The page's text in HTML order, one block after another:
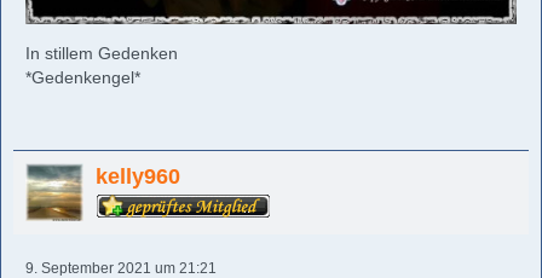
In stillem Gedenken
*Gedenkengel*
kelly960
9. September 2021 um 21:21